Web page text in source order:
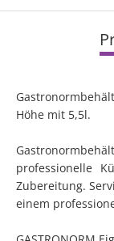
Höhe mit 5,5l.
professionelle
Zubereitung.
einem